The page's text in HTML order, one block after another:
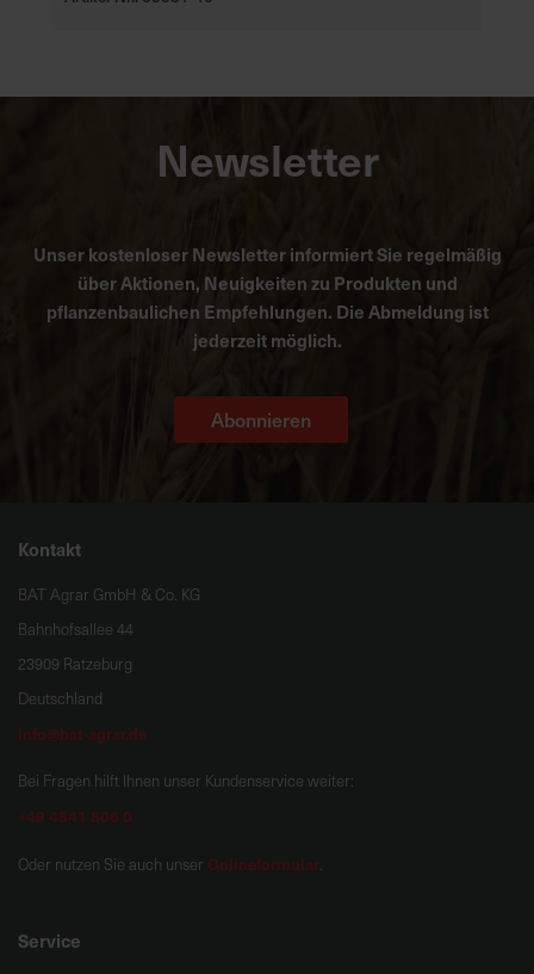
Newsletter
Unser kostenloser Newsletter informiert Sie regelmäßig
über Aktionen, Neuigkeiten zu Produkten und
pflanzenbaulichen Empfehlungen. Die Abmeldung ist
jederzeit möglich.
Abonnieren
Kontakt
BAT Agrar GmbH & Co. KG
Bahnhofsallee 44
23909 Ratzeburg
Deutschland
info@bat-agrar.de
Bei Fragen hilft Ihnen unser Kundenservice weiter:
+49 4541 806 0
Oder nutzen Sie auch unser Onlineformular.
Service